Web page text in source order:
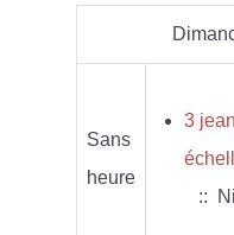
Sans
heure
3
::